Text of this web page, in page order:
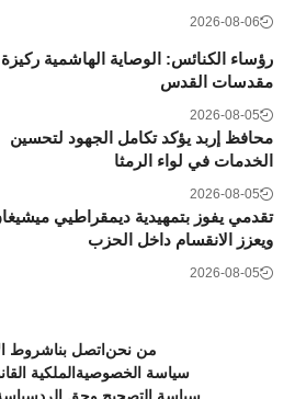
2026-08-06
رؤساء الكنائس: الوصاية الهاشمية
مقدسات القدس
2026-08-05
محافظ إربد يؤكد تكامل الجهود لتحسين
الخدمات في لواء الرمثا
2026-08-05
تقدمي يفوز بتمهيدية ديمقراطيي
ويعزز الانقسام داخل الحزب
2026-08-05
من نحن اتصل بناشروط
سياسة الخصوصية الملكية